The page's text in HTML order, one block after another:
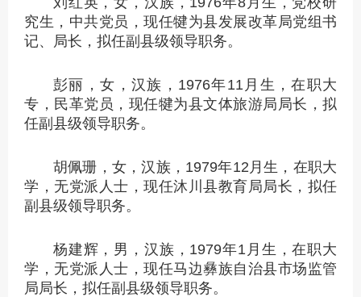
究生，中共党员，现任犍为县发展改革局党组书
记、局长，拟任副县级领导职务。
彭丽，女，汉族，1976年11月生，在职大
专，民革党员，现任犍为县文体旅游局局长，拟
任副县级领导职务。
胡佩珊，女，汉族，1979年12月生，在职大
学，无党派人士，现任沐川县教育局局长，拟任
副县级领导职务。
杨建辉，男，汉族，1979年1月生，在职大
学，无党派人士，现任马边彝族自治县市场监管
局局长，拟任副县级领导职务。